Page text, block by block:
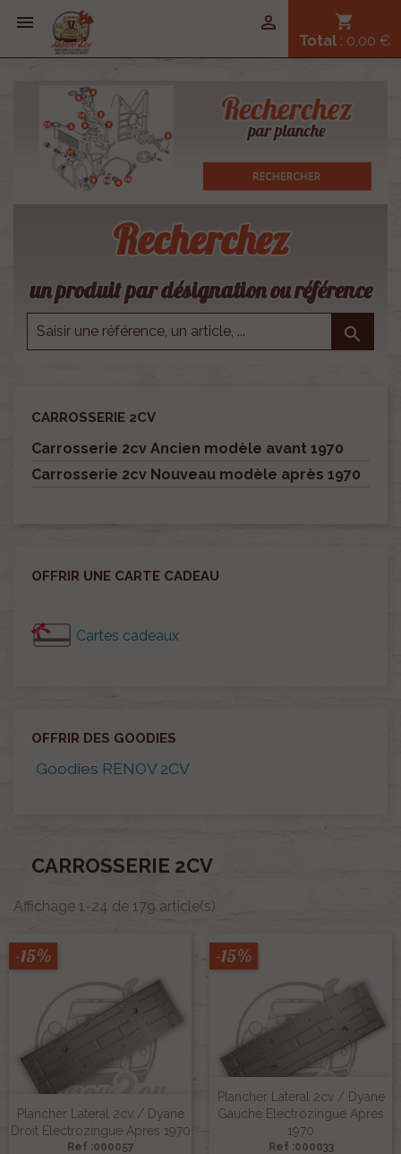
 shopping_cart
Total : 0,00 €

Recherchez
un produit par désignation ou référence

CARROSSERIE 2CV
Carrosserie 2cv Ancien modèle avant 1970
Carrosserie 2cv Nouveau modèle après 1970
OFFRIR UNE CARTE CADEAU
Cartes cadeaux
OFFRIR DES GOODIES
Goodies RENOV 2CV
CARROSSERIE 2CV
Affichage 1-24 de 179 article(s)
Plancher Lateral 2cv / Dyane
Droit Electrozingue Apres 1970
Ref :000057
-15%
Plancher Lateral 2cv / Dyane
Gauche Electrozingue Apres
1970
Ref :000033
-15%